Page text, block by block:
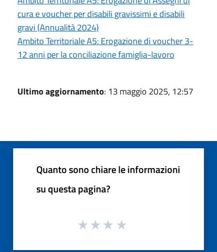
cura e voucher per disabili gravissimi e disabili
gravi (Annualità 2024)
Ambito Territoriale A5: Erogazione di voucher 3-
12 anni per la conciliazione famiglia-lavoro
Ultimo aggiornamento: 13 maggio 2025, 12:57
Quanto sono chiare le informazioni
su questa pagina?